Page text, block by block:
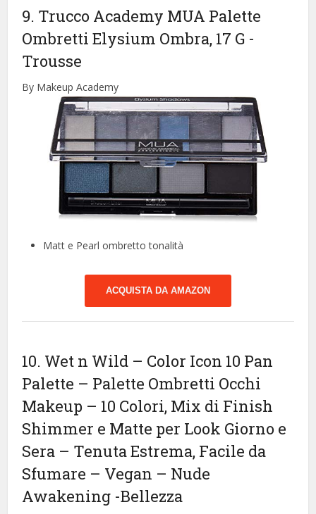
9. Trucco Academy MUA Palette
Ombretti Elysium Ombra, 17 G -
Trousse
By Makeup Academy
Matt e Pearl ombretto tonalità
ACQUISTA DA AMAZON
10. Wet n Wild – Color Icon 10 Pan
Palette – Palette Ombretti Occhi
Makeup – 10 Colori, Mix di Finish
Shimmer e Matte per Look Giorno e
Sera – Tenuta Estrema, Facile da
Sfumare – Vegan – Nude
Awakening -Bellezza